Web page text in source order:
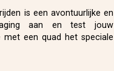
is een avontuurlijke en
aan en test jouw
met een quad het speciale